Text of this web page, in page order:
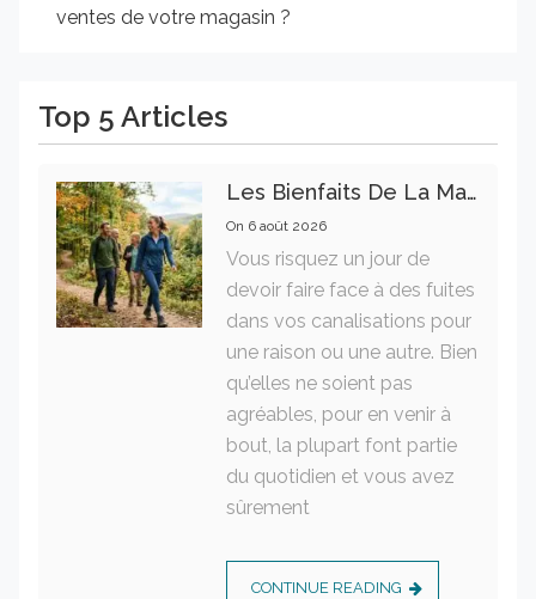
ventes de votre magasin ?
Top 5 Articles
Les Bienfaits De La Marche Sur La Santé Physique Et Mentale
On 6 août 2026
Vous risquez un jour de
devoir faire face à des fuites
dans vos canalisations pour
une raison ou une autre. Bien
qu’elles ne soient pas
agréables, pour en venir à
bout, la plupart font partie
du quotidien et vous avez
sûrement
CONTINUE READING